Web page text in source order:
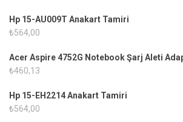
Hp 15-AU009T Anakart Tamiri
₺564,00
Acer Aspire 4752G Notebook Şarj Aleti
₺460,13
Hp 15-EH2214 Anakart Tamiri
₺564,00